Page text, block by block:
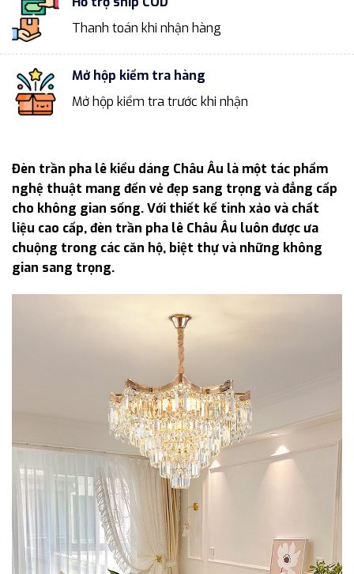
Thanh toán khi nhận hàng
Mở hộp kiểm tra hàng
Mở hộp kiểm tra trước khi nhận
Đèn trần pha lê kiểu dáng Châu Âu là một tác phẩm
nghệ thuật mang đến vẻ đẹp sang trọng và đẳng cấp
cho không gian sống. Với thiết kế tinh xảo và chất
liệu cao cấp, đèn trần pha lê Châu Âu luôn được ưa
chuộng trong các căn hộ, biệt thự và những không
gian sang trọng.